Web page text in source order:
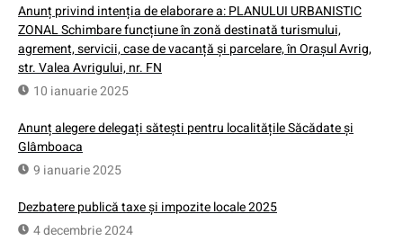
Anunț privind intenția de elaborare a: PLANULUI URBANISTIC
ZONAL Schimbare funcțiune în zonă destinată turismului,
agrement, servicii, case de vacanță și parcelare, în Orașul Avrig,
str. Valea Avrigului, nr. FN
10 ianuarie 2025
Anunț alegere delegați sătești pentru localitățile Săcădate și
Glâmboaca
9 ianuarie 2025
Dezbatere publică taxe și impozite locale 2025
4 decembrie 2024